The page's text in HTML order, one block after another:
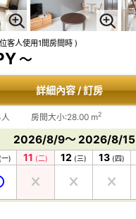
客人使用1間房間時 )
～
詳細內容 / 訂房
房間大小:28.00 m2
2026/8/9～ 2026/8/15
(一) 11 (二) 12 (三) 13 (四)